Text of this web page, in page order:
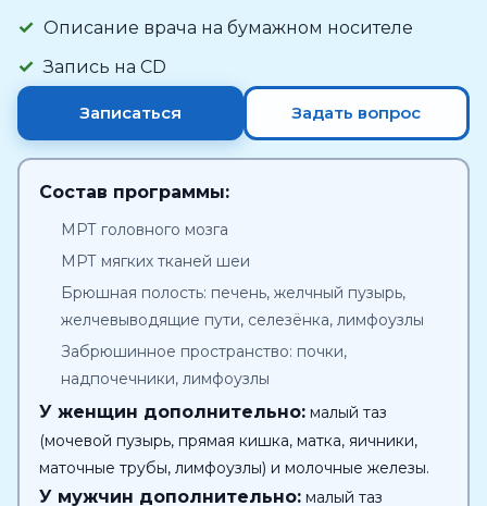
Описание врача на бумажном носителе
Запись на CD
Записаться Задать вопрос
Состав программы:
МРТ головного мозга
МРТ мягких тканей шеи
Брюшная полость: печень, желчный пузырь,
желчевыводящие пути, селезёнка, лимфоузлы
Забрюшинное пространство: почки,
надпочечники, лимфоузлы
У женщин дополнительно: малый таз
(мочевой пузырь, прямая кишка, матка, яичники,
маточные трубы, лимфоузлы) и молочные железы.
У мужчин дополнительно: малый таз